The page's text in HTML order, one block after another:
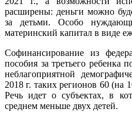
расширены: деньги можно
за детьми. Особо
материнский капитал в виде
Софинансирование из
пособия за третьего ребенка
неблагоприятной
2018 г. таких регионов 60 (на
Речь идет о субъектах, в
среднем меньше двух детей.